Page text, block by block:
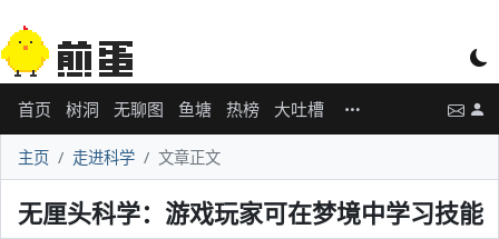
首页 树洞 无聊图 鱼塘 热榜 大吐槽
主页 走进科学 文章正文
无厘头科学：游戏玩家可在梦境中学习技能